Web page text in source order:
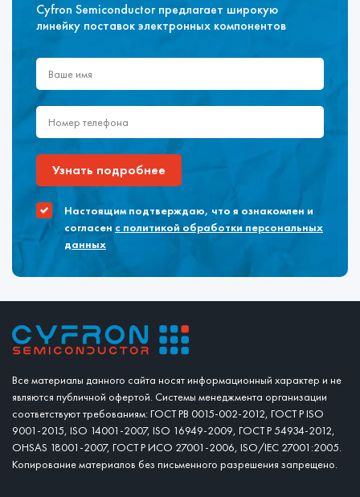
Cyfron Semiconductor предлагает широкую
линейку поставок электронных компонентов
Узнать подробнее
Настоящим подтверждаю, что я ознакомлен и
согласен с политикой обработки персональных
данных
Все материалы данного сайта носят информационный характер и не
являются публичной офертой. Системы менеджмента организации
соответствуют требованиям: ГОСТ РВ 0015-002-2012, ГОСТ Р ISO
9001-2015, ISO 14001-2007, ISO 16949-2009, ГОСТ Р 54934-2012,
OHSAS 18001-2007, ГОСТ Р ИСО 27001-2006, ISO/IEC 27001:2005.
Копирование материалов без письменного разрешения запрещено.